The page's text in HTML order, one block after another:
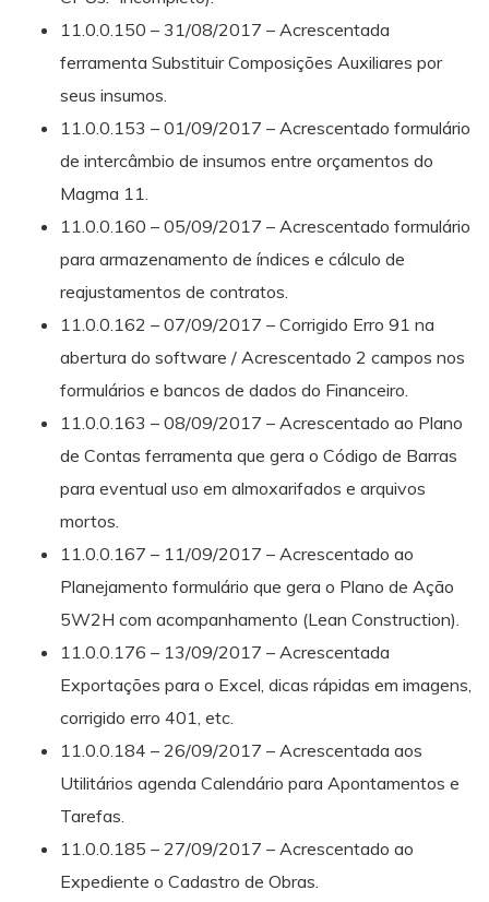
11.0.0.150 – 31/08/2017 – Acrescentada
ferramenta Substituir Composições Auxiliares por
seus insumos.
11.0.0.153 – 01/09/2017 – Acrescentado formulário
de intercâmbio de insumos entre orçamentos do
Magma 11.
11.0.0.160 – 05/09/2017 – Acrescentado formulário
para armazenamento de índices e cálculo de
reajustamentos de contratos.
11.0.0.162 – 07/09/2017 – Corrigido Erro 91 na
abertura do software / Acrescentado 2 campos nos
formulários e bancos de dados do Financeiro.
11.0.0.163 – 08/09/2017 – Acrescentado ao Plano
de Contas ferramenta que gera o Código de Barras
para eventual uso em almoxarifados e arquivos
mortos.
11.0.0.167 – 11/09/2017 – Acrescentado ao
Planejamento formulário que gera o Plano de Ação
5W2H com acompanhamento (Lean Construction).
11.0.0.176 – 13/09/2017 – Acrescentada
Exportações para o Excel, dicas rápidas em imagens,
corrigido erro 401, etc.
11.0.0.184 – 26/09/2017 – Acrescentada aos
Utilitários agenda Calendário para Apontamentos e
Tarefas.
11.0.0.185 – 27/09/2017 – Acrescentado ao
Expediente o Cadastro de Obras.